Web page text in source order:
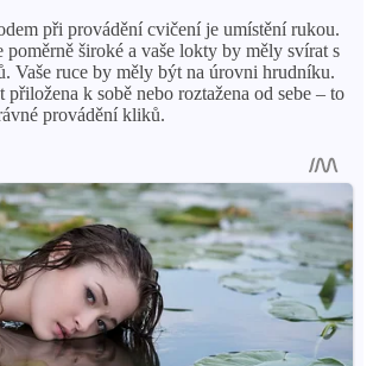
při provádění cvičení je umístění rukou.
široké a vaše lokty by měly svírat s
Vaše ruce by měly být na úrovni hrudníku.
k sobě nebo roztažena od sebe – to
provádění kliků.